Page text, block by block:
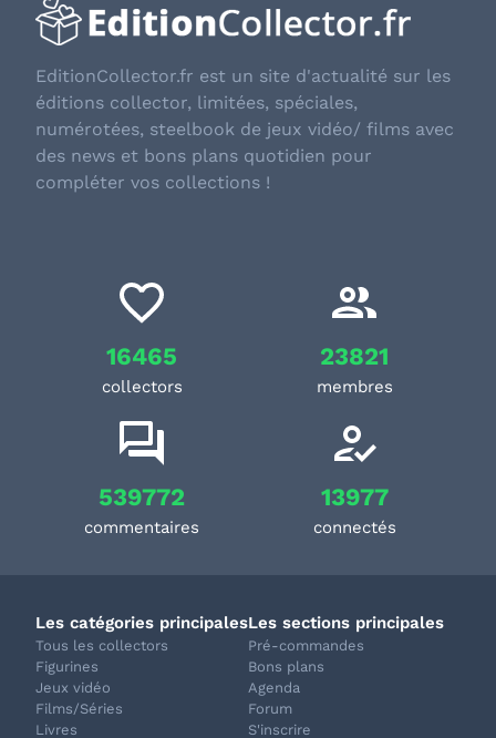
EditionCollector.fr est un site d'actualité sur les
éditions collector, limitées, spéciales,
numérotées, steelbook de jeux vidéo/ films avec
des news et bons plans quotidien pour
compléter vos collections !
16465
collectors
23821
membres
539772
commentaires
13977
connectés
Les catégories principales
Tous les collectors
Figurines
Jeux vidéo
Films/Séries
Livres
Les sections principales
Pré-commandes
Bons plans
Agenda
Forum
S'inscrire